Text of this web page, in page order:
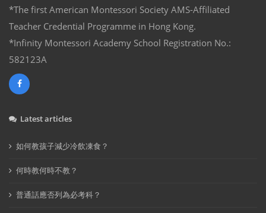
*The first American Montessori Society AMS-Affiliated
Teacher Credential Programme in Hong Kong.
*Infinity Montessori Academy School Registration No.:
582123A
Latest articles
如何教孩子減少冷飲凍食？
何時教何時不教？
普通話應否列為必考科？